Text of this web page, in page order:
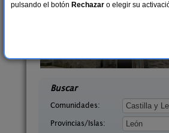
36 €
Buscar
Comunidades:
Provincias/Islas:
pulsando el botón Rechazar o elegir su